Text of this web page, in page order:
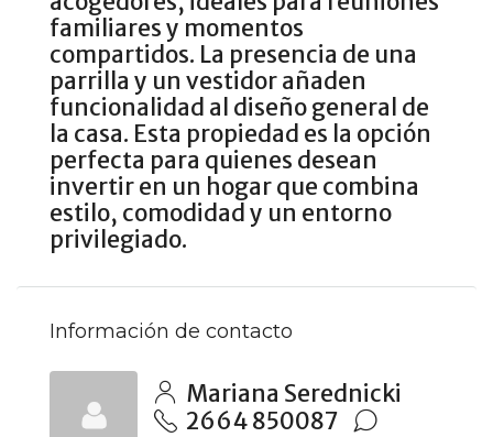
familiares y momentos
compartidos. La presencia de una
parrilla y un vestidor añaden
funcionalidad al diseño general de
la casa. Esta propiedad es la opción
perfecta para quienes desean
invertir en un hogar que combina
estilo, comodidad y un entorno
privilegiado.
Información de contacto
Mariana Serednicki
2664 850087